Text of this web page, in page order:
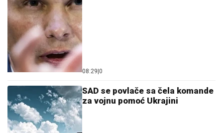
08:29 0
SAD se povlače sa čela komande
za vojnu pomoć Ukrajini